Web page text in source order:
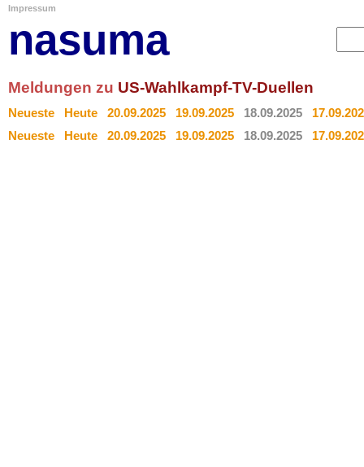
Impressum
nasuma
Meldungen zu US-Wahlkampf-TV-Duellen
Neueste Heute 20.09.2025 19.09.2025 18.09.2025
Neueste
Heute 20.09.2025 19.09.2025 18.09.2025